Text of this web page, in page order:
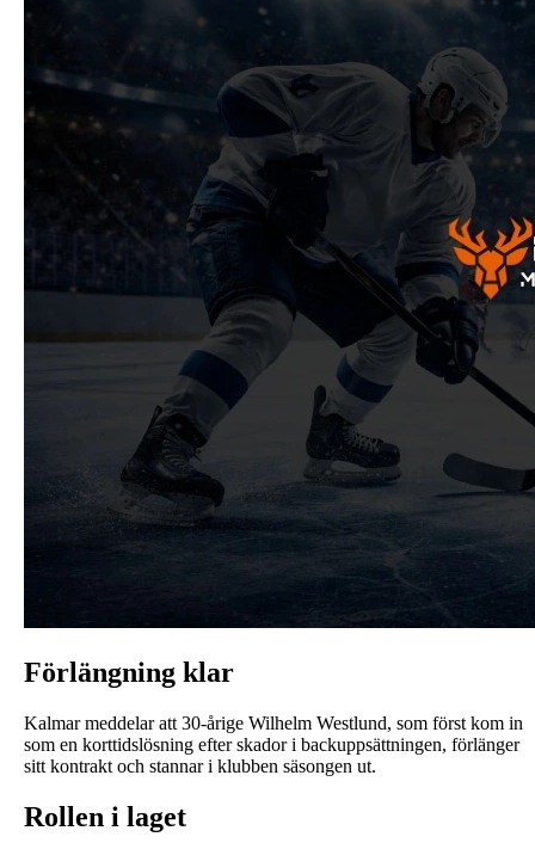
Förlängning klar
Kalmar meddelar att 30-årige Wilhelm Westlund, som först kom in
som en korttidslösning efter skador i backuppsättningen, förlänger
sitt kontrakt och stannar i klubben säsongen ut.
Rollen i laget